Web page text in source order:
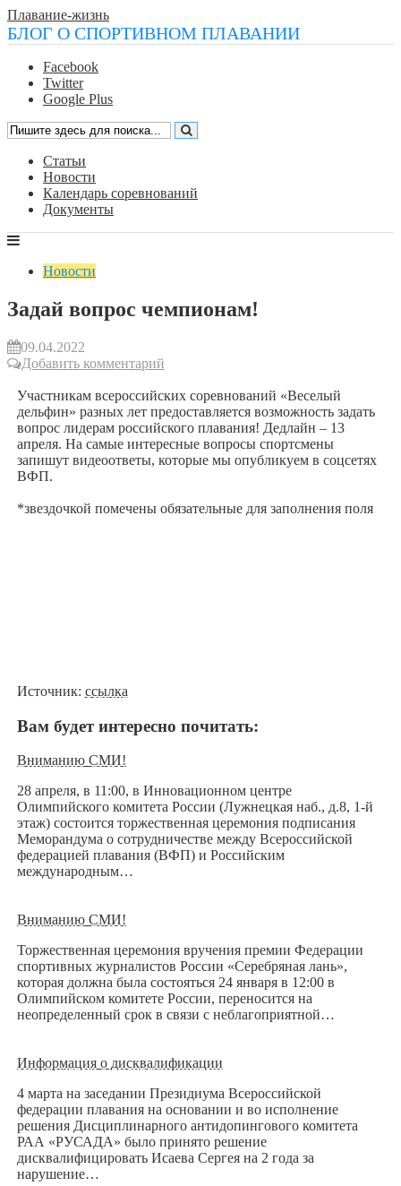
Плавание-жизнь
БЛОГ О СПОРТИВНОМ ПЛАВАНИИ
Facebook
Twitter
Google Plus
Статьи
Новости
Календарь соревнований
Документы
Новости
Задай вопрос чемпионам!
09.04.2022
Добавить комментарий
Участникам всероссийских соревнований «Веселый
дельфин» разных лет предоставляется возможность задать
вопрос лидерам российского плавания! Дедлайн – 13
апреля. На самые интересные вопросы спортсмены
запишут видеоответы, которые мы опубликуем в соцсетях
ВФП.
*звездочкой помечены обязательные для заполнения поля
Источник: ссылка
Вам будет интересно почитать:
Вниманию СМИ!
28 апреля, в 11:00, в Инновационном центре
Олимпийского комитета России (Лужнецкая наб., д.8, 1-й
этаж) состоится торжественная церемония подписания
Меморандума о сотрудничестве между Всероссийской
федерацией плавания (ВФП) и Российским
международным…
Вниманию СМИ!
Торжественная церемония вручения премии Федерации
спортивных журналистов России «Серебряная лань»,
которая должна была состояться 24 января в 12:00 в
Олимпийском комитете России, переносится на
неопределенный срок в связи с неблагоприятной…
Информация о дисквалификации
4 марта на заседании Президиума Всероссийской
федерации плавания на основании и во исполнение
решения Дисциплинарного антидопингового комитета
РАА «РУСАДА» было принято решение
дисквалифицировать Исаева Сергея на 2 года за
нарушение…